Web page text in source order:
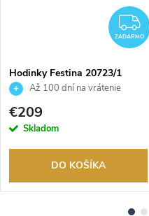
ZADARMO
Hodinky Festina 20723/1
Až 100 dní na vrátenie
tovaru. Autorizovaný predajca.
€209
Skladom
DO KOŠÍKA